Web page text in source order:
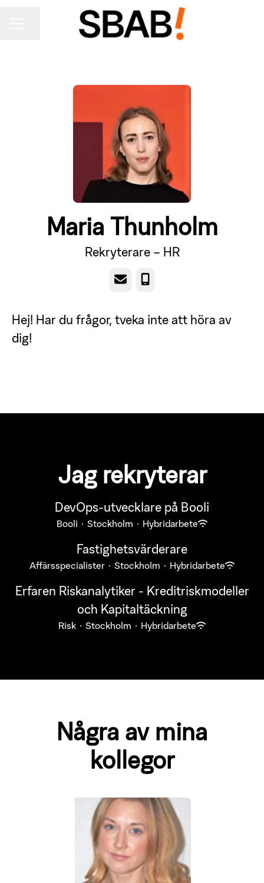
Maria Thunholm
Rekryterare – HR
E-post Telefon
Hej! Har du frågor, tveka inte att höra av
dig!
Jag rekryterar
DevOps-utvecklare på Booli
Booli · Stockholm · Hybridarbete
Fastighetsvärderare
Affärsspecialister · Stockholm · Hybridarbete
Erfaren Riskanalytiker - Kreditriskmodeller
och Kapitaltäckning
Risk · Stockholm · Hybridarbete
Några av mina
kollegor